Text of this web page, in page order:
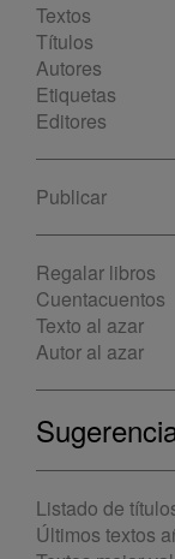
Textos
Títulos
Autores
Etiquetas
Editores
Publicar
Regalar libros
Cuentacuentos
Texto al azar
Autor al azar
Listado de
Últimos textos